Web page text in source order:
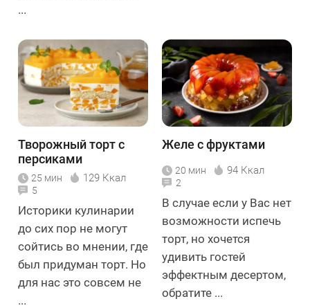
...
Творожный торт с
персиками
25 мин 129 Ккал
5
Историки кулинарии
до сих пор не могут
сойтись во мнении, где
был придуман торт. Но
для нас это совсем не
...
Желе с фруктами
20 мин 94 Ккал
2
В случае если у Вас нет
возможности испечь
торт, но хочется
удивить гостей
эффектным десертом,
обратите ...